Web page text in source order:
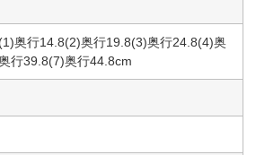
奥行14.8(2)奥行19.8(3)奥行24.8(4)奥
行39.8(7)奥行44.8cm